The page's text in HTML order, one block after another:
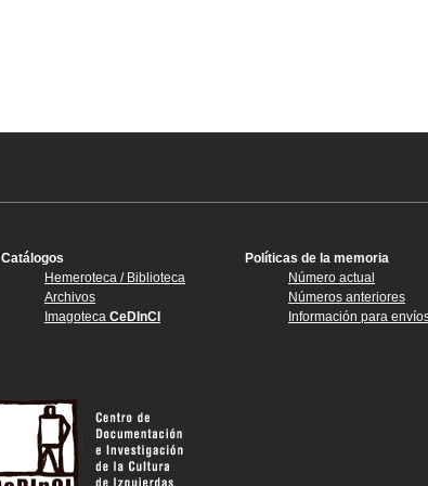
Catálogos
Hemeroteca / Biblioteca
Archivos
Imagoteca CeDInCI
Políticas de la memoria
Número actual
Números anteriores
Información para